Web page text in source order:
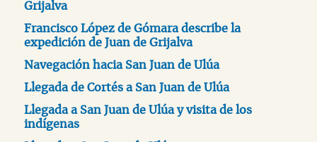
Grijalva
Francisco López de Gómara describe la
expedición de Juan de Grijalva
Navegación hacia San Juan de Ulúa
Llegada de Cortés a San Juan de Ulúa
Llegada a San Juan de Ulúa y visita de los
indígenas